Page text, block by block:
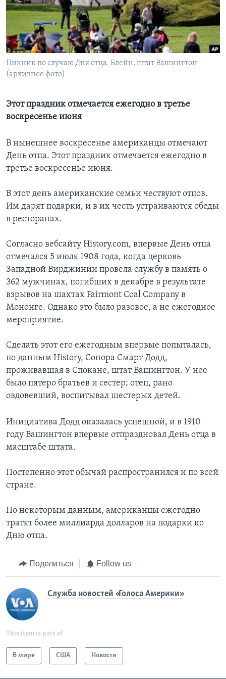
Learning English
СОЦИАЛЬНЫЕ СЕТИ
Пикник по случаю Дня отца. Блейн, штат Вашингтон
(архивное фото)
Этот праздник отмечается ежегодно в третье
воскресенье июня
В нынешнее воскресенье американцы отмечают
День отца. Этот праздник отмечается ежегодно в
третье воскресенье июня.
В этот день американские семьи чествуют отцов.
Им дарят подарки, и в их честь устраиваются обеды
в ресторанах.
Согласно вебсайту History.com, впервые День отца
отмечался 5 июля 1908 года, когда церковь
Западной Вирджинии провела службу в память о
362 мужчинах, погибших в декабре в результате
взрывов на шахтах Fairmont Coal Company в
Мононге. Однако это было разовое, а не ежегодное
мероприятие.
Сделать этот его ежегодным впервые попыталась,
по данным History, Сонора Смарт Додд,
проживавшая в Спокане, штат Вашингтон. У нее
было пятеро братьев и сестер; отец, рано
овдовевший, воспитывал шестерых детей.
Инициатива Додд оказалась успешной, и в 1910
году Вашингтон впервые отпраздновал День отца в
масштабе штата.
Постепенно этот обычай распространился и по всей
стране.
По некоторым данным, американцы ежегодно
тратят более миллиарда долларов на подарки ко
Дню отца.
Поделиться Follow us
Служба новостей «Голоса Америки»
This item is part of
В мире США Новости